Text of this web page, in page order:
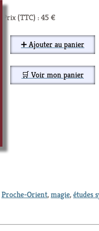
Prix (TTC) : 45 €
➕ Ajouter au panier
🛒 Voir mon panier
Proche-Orient,magie,études